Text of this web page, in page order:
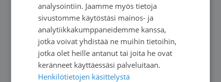
Lisätietoja tehtävästä ja hakuprosessista
antavat Sari Meller, varainhankintajohtaja 16.2.
klo 13-14 ja 21.2. klo 13-14 puhelinnumero 050
40 90 550 sekä Asta Merenmies,
asiakkuuspäällikkö 21.2. klo 10-11 ja 26.2. klo 15-
analysointiin. Jaamme myös tietoja
sivustomme käytöstäsi mainos- ja
analytiikkakumppaneidemme kanssa,
jotka voivat yhdistää ne muihin tietoihin,
jotka olet heille antanut tai joita he ovat
keränneet käyttäessäsi palveluitaan.
Henkilötietojen käsittelystä